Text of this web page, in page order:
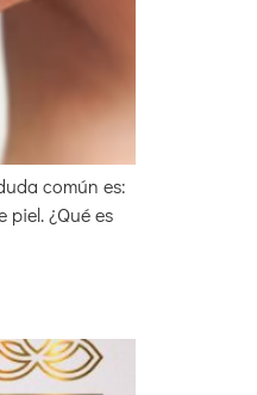
común es:
piel. ¿Qué es